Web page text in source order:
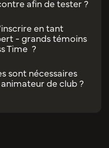
afin de tester ?
en tant
- grands témoins
Time ?
sont nécessaires
de club ?